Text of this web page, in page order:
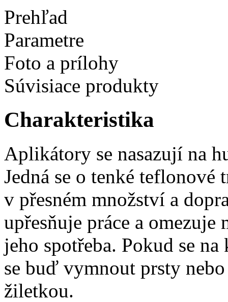
Prehľad
Parametre
Foto a prílohy
Súvisiace produkty
Charakteristika
Aplikátory se nasazují na
Jedná se o tenké
v přesném množství a
upřesňuje práce a
jeho spotřeba. Pokud se
se buď vymnout prsty
žiletkou.